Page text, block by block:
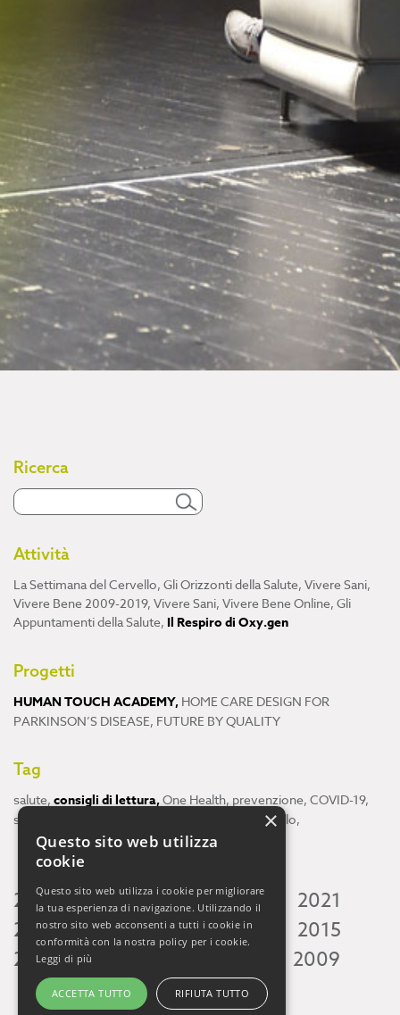
Ricerca
Attività
La Settimana del Cervello, Gli Orizzonti della Salute, Vivere Sani,
Vivere Bene 2009-2019, Vivere Sani, Vivere Bene Online, Gli
Appuntamenti della Salute, Il Respiro di Oxy.gen
Progetti
HUMAN TOUCH ACADEMY, HOME CARE DESIGN FOR
PARKINSON’S DISEASE, FUTURE BY QUALITY
Tag
salute, consigli di lettura,One Health, prevenzione, COVID-19,
scienza
cervello,
2026 2025 2024 2023 2022
2021
2020 2019 2018 2017 2016
2015
2014 2013 2009
×
Questo sito web utilizza
cookie
Questo sito web utilizza i cookie per migliorare
la tua esperienza di navigazione. Utilizzando il
nostro sito web acconsenti a tutti i cookie in
conformità con la nostra policy per i cookie.
Leggi di più
ACCETTA TUTTO RIFIUTA TUTTO